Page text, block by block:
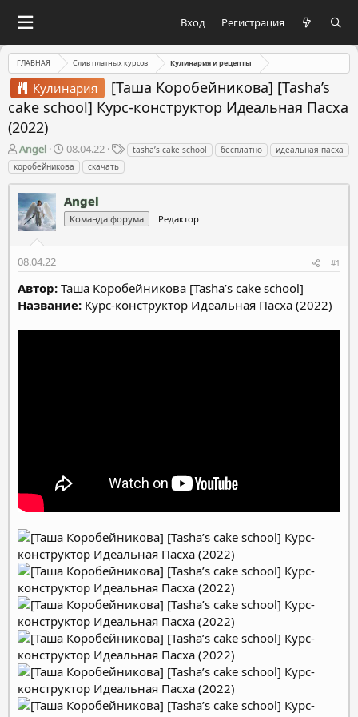
Вход Регистрация
ГЛАВНАЯ Слив платных курсов Кулинария и рецепты
Кулинария
[Таша Коробейникова] [Tasha’s
cake school] Курс-конструктор Идеальная Пасха
(2022)
А
в
т
о
р
т
е
м
ы
Angel
Д
а
т
н
а
а
08.04.22
Тtasha’s cake school бесплатно
идеальная пасха
коробейникова
скачать
Angel
Команда форума Редактор
08.04.22 #1
Автор: Таша Коробейникова [Tasha’s cake school]
Название: Курс-конструктор Идеальная Пасха (2022)